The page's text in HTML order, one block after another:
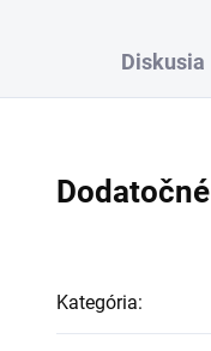
Diskusia
Kategória: